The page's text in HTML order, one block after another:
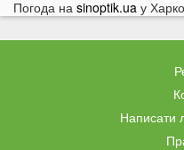
за літр
11:51
На заході України
кого це торкнеться
Україну накриє
Погода на sinoptik.ua у
Написати